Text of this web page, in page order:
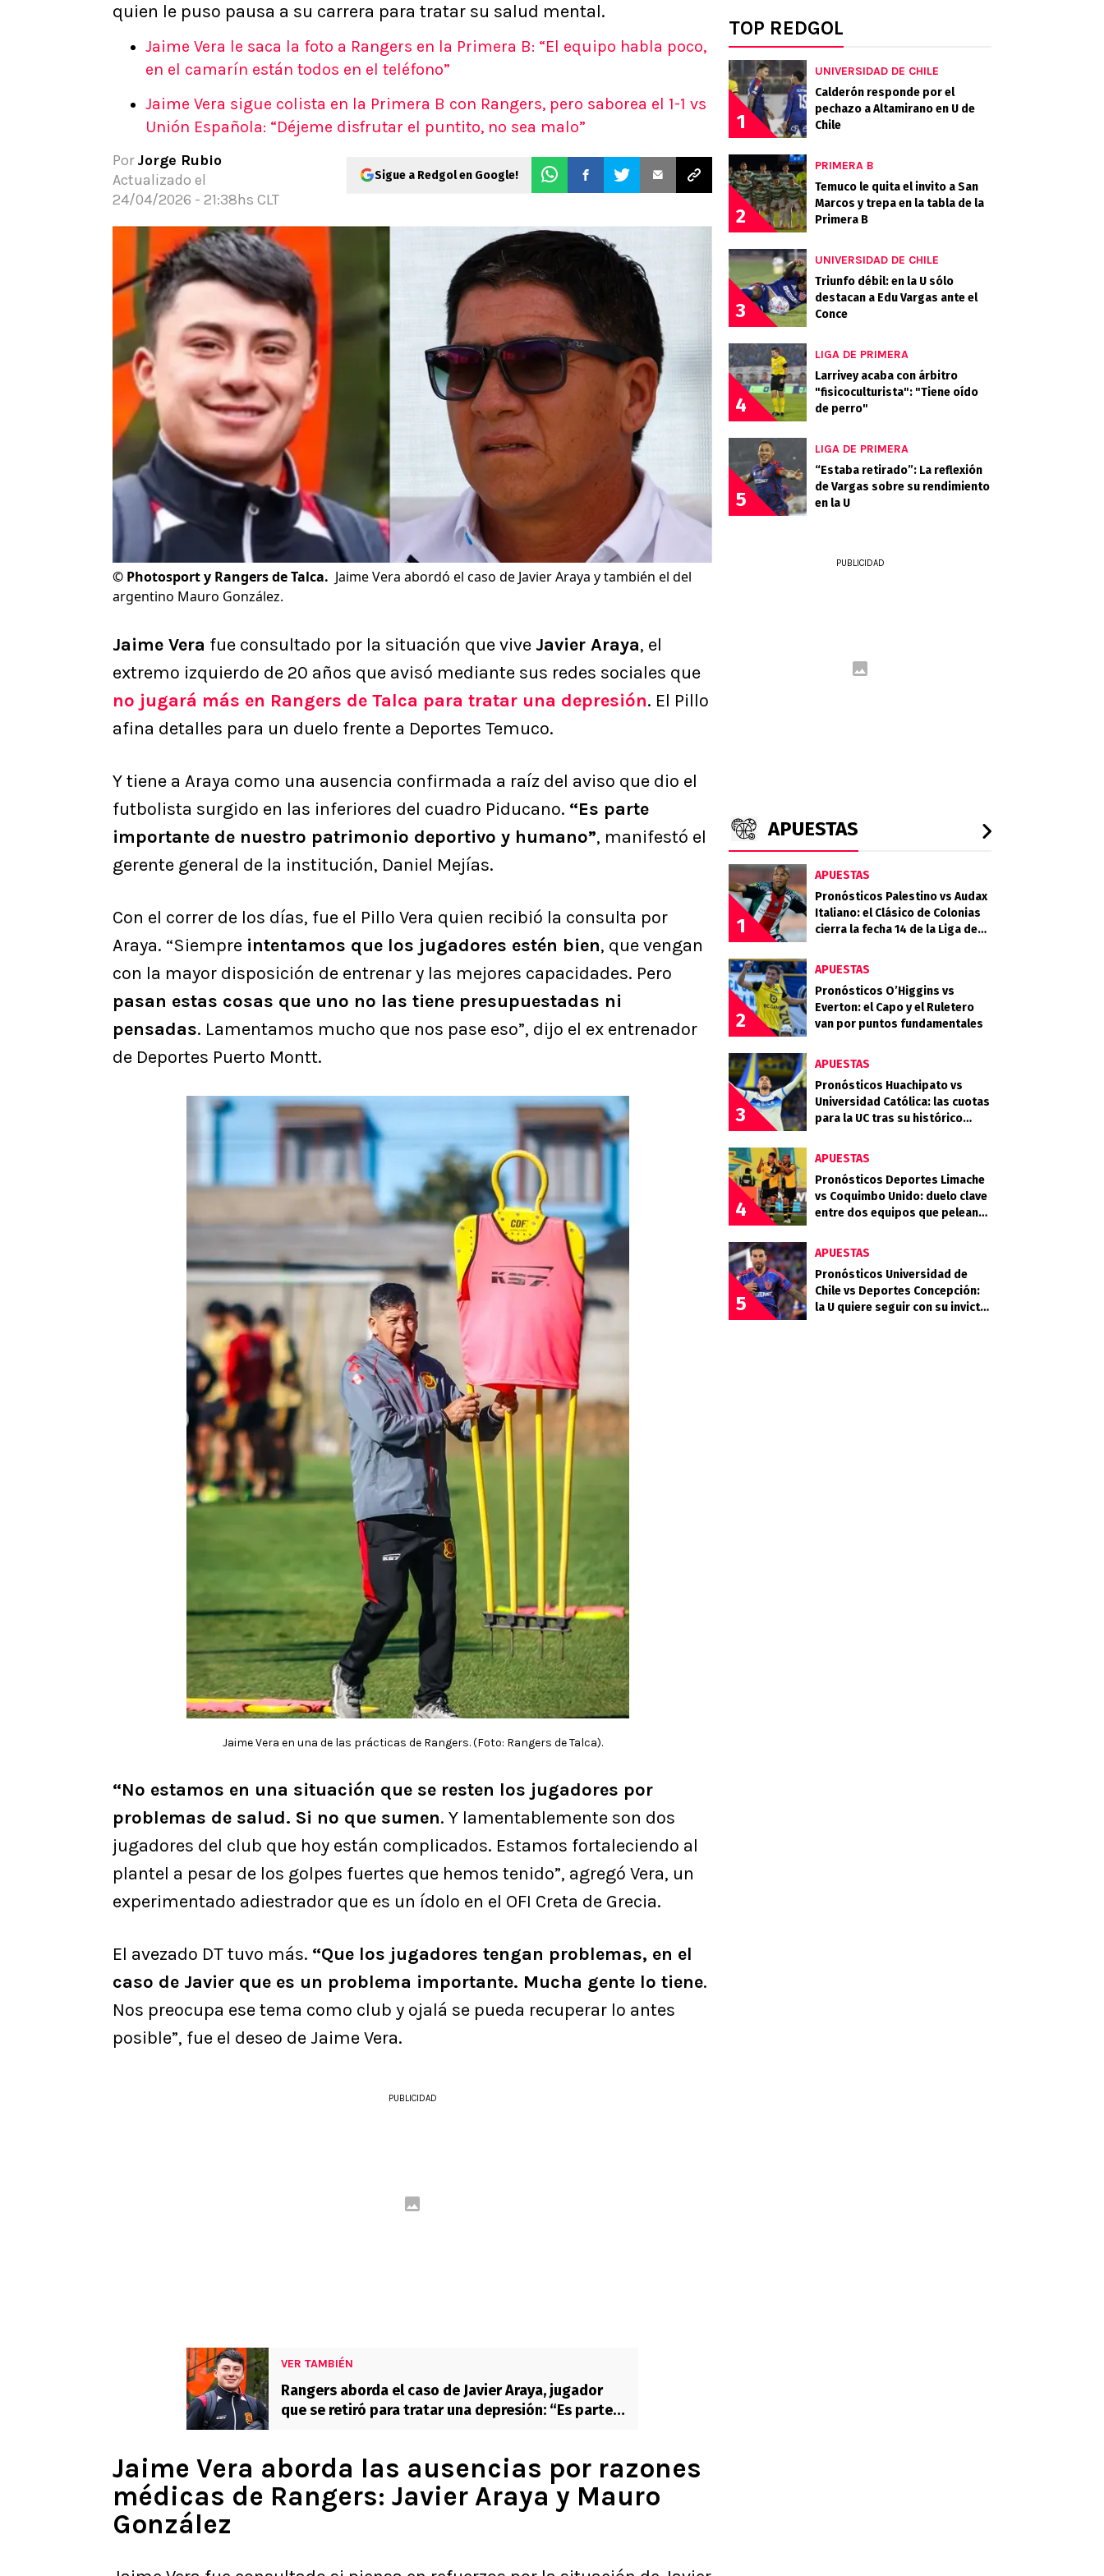
Apuestas Mundial 2026
quien le puso pausa a su carrera para tratar su salud mental.
Jaime Vera le saca la foto a Rangers en la Primera B: “El equipo habla poco,
en el camarín están todos en el teléfono”
Jaime Vera sigue colista en la Primera B con Rangers, pero saborea el 1-1 vs
Unión Española: “Déjeme disfrutar el puntito, no sea malo”
Por Jorge Rubio
Actualizado el
24/04/2026 - 21:38hs CLT
Sigue a Redgol en Google!
© Photosport y Rangers de Talca. Jaime Vera abordó el caso de Javier Araya y también el del
argentino Mauro González.
Jaime Vera fue consultado por la situación que vive Javier Araya, el
extremo izquierdo de 20 años que avisó mediante sus redes sociales que
no jugará más en Rangers de Talca para tratar una depresión. El Pillo
afina detalles para un duelo frente a Deportes Temuco.
Y tiene a Araya como una ausencia confirmada a raíz del aviso que dio el
futbolista surgido en las inferiores del cuadro Piducano. “Es parte
importante de nuestro patrimonio deportivo y humano”, manifestó el
gerente general de la institución, Daniel Mejías.
Con el correr de los días, fue el Pillo Vera quien recibió la consulta por
Araya. “Siempre intentamos que los jugadores estén bien, que vengan
con la mayor disposición de entrenar y las mejores capacidades. Pero
pasan estas cosas que uno no las tiene presupuestadas ni
pensadas. Lamentamos mucho que nos pase eso”, dijo el ex entrenador
de Deportes Puerto Montt.
Jaime Vera en una de las prácticas de Rangers. (Foto: Rangers de Talca).
“No estamos en una situación que se resten los jugadores por
problemas de salud. Si no que sumen. Y lamentablemente son dos
jugadores del club que hoy están complicados. Estamos fortaleciendo al
plantel a pesar de los golpes fuertes que hemos tenido”, agregó Vera, un
experimentado adiestrador que es un ídolo en el OFI Creta de Grecia.
El avezado DT tuvo más. “Que los jugadores tengan problemas, en el
caso de Javier que es un problema importante. Mucha gente lo tiene.
Nos preocupa ese tema como club y ojalá se pueda recuperar lo antes
posible”, fue el deseo de Jaime Vera.
PUBLICIDAD
VER TAMBIÉN
Rangers aborda el caso de Javier Araya, jugador
que se retiró para tratar una depresión: “Es parte
Jaime Vera aborda las ausencias por razones
médicas de Rangers: Javier Araya y Mauro
González
TOP REDGOL
1
UNIVERSIDAD DE CHILE
Calderón responde por el
pechazo a Altamirano en U de
Chile
2
PRIMERA B
Temuco le quita el invito a San
Marcos y trepa en la tabla de la
Primera B
3
UNIVERSIDAD DE CHILE
Triunfo débil: en la U sólo
destacan a Edu Vargas ante el
Conce
4
LIGA DE PRIMERA
Larrivey acaba con árbitro
"fisicoculturista": "Tiene oído
de perro"
5
LIGA DE PRIMERA
“Estaba retirado”: La reflexión
de Vargas sobre su rendimiento
en la U
PUBLICIDAD
APUESTAS
1
APUESTAS
Pronósticos Palestino vs Audax
Italiano: el Clásico de Colonias
cierra la fecha 14 de la Liga de
2
APUESTAS
Pronósticos O’Higgins vs
Everton: el Capo y el Ruletero
van por puntos fundamentales
3
APUESTAS
Pronósticos Huachipato vs
Universidad Católica: las cuotas
para la UC tras su histórico
4
APUESTAS
Pronósticos Deportes Limache
vs Coquimbo Unido: duelo clave
entre dos equipos que pelean
5
APUESTAS
Pronósticos Universidad de
Chile vs Deportes Concepción:
la U quiere seguir con su invicto